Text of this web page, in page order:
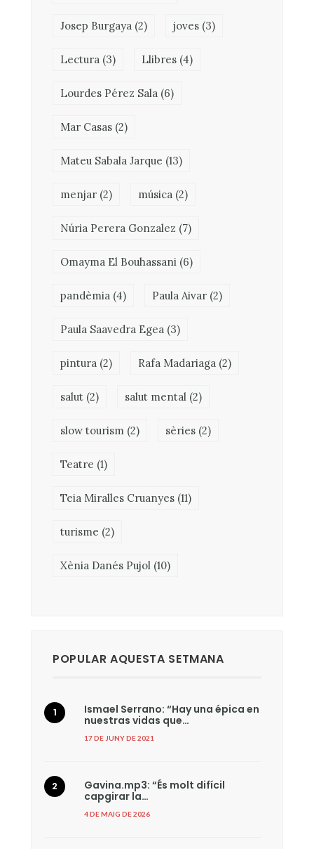
Josep Burgaya (2) joves (3)
Lectura (3) Llibres (4)
Lourdes Pérez Sala (6)
Mar Casas (2)
Mateu Sabala Jarque (13)
menjar (2) música (2)
Núria Perera Gonzalez (7)
Omayma El Bouhassani (6)
pandèmia (4) Paula Aivar (2)
Paula Saavedra Egea (3)
pintura (2) Rafa Madariaga (2)
salut (2) salut mental (2)
slow tourism (2) sèries (2)
Teatre (1)
Teia Miralles Cruanyes (11)
turisme (2)
Xènia Danés Pujol (10)
POPULAR AQUESTA SETMANA
Ismael Serrano: “Hay una épica en
nuestras vidas que…
17 DE JUNY DE 2021
Gavina.mp3: “És molt difícil
capgirar la…
4 DE MAIG DE 2026